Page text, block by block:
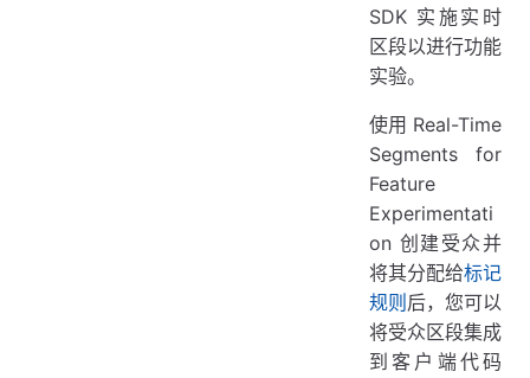
已知用户
匿名用户
自定义配置
SDK 实施实时
区段以进行功能
实验。
使用 Real-Time
Segments for
Feature
Experimentati
on 创建受众并
将其分配给标记
规则 后，您可以
将受众区段集成
到客户端代码